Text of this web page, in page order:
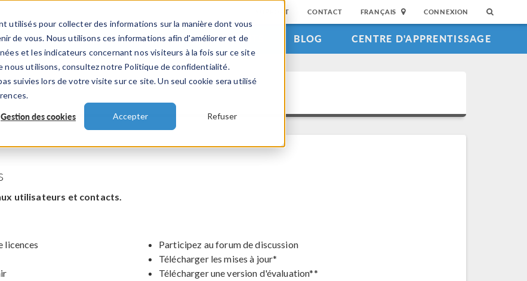
utilisés pour collecter des informations sur la manière dont vous
de vous. Nous utilisons ces informations afin d'améliorer et de
et les indicateurs concernant nos visiteurs à la fois sur ce site
nous utilisons, consultez notre Politique de confidentialité.
suivies lors de votre visite sur ce site. Un seul cookie sera utilisé
Gestion des cookies Accepter Refuser
SUPPORT CONTACT FRANÇAIS CONNEXION
INDUSTRIES VIDEOS EVENEMENTS BLOG CENTRE D'APPRENTISSAGE
utilisateurs et contacts.
licences
Participez au forum de discussion
Télécharger les mises à jour*
Télécharger une version d'évaluation**